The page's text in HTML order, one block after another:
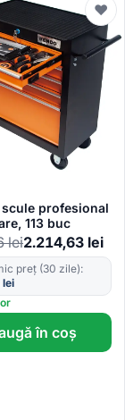
♥
scule profesional
113 buc
lei2.214,63 lei
preț (30 zile):
lei
în coș